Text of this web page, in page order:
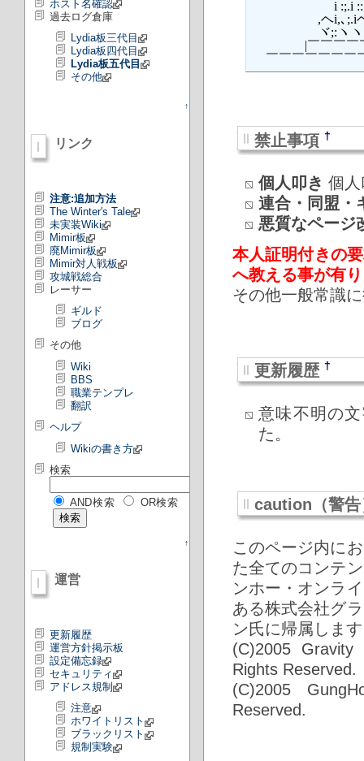
ホスト名確認
過去ログ倉庫
Lydia板三代目
Lydia板四代目
Lydia板五代目
その他
↑
リンク
注意:追加方法
The Winter's Tale
未実装Wiki
Mimir板
廃Mimir板
Mimir対人戦板
攻城戦総合
レーサー
ギルド
ブログ
その他
Wiki
BBS
職業テンプレ
翻訳
ヘルプ
Wikiの書き方
検索
AND検索 OR検索
↑
運営
更新履歴
運営方針掲示板
設定備忘録
セキュリティ
アドレス規制
注意
ホワイトリスト
ブラックリスト
規制実験
i :;.i ::;;.i
,ヘi,､;.iヘi
ヾ;:ヽヽ.|/
|￣￣￣￣￣
禁止事項 †
個人叩き 個
連合・同盟・
悪質なページ
本人証明付きの
へ教える事が有
その他一般常識
更新履歴 †
意味不明の
た。
caution（警
このページ内に
た全てのコンテ
ンホー・オンラ
ある株式会社グ
ン氏に帰属しま
(C)2005
Rights Reserved.
(C)2005
Reserved.